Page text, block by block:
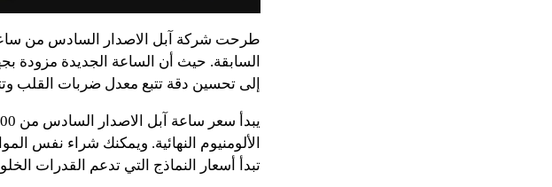
طرحت شركة آبل الاصدار السادس من
السابقة. حيث أن الساعة الجديدة مزودة
إلى تحسين دقة تتبع معدل ضربات القلب
تبدأ أسعار النماذج التي تدعم القدرات الخلوية من